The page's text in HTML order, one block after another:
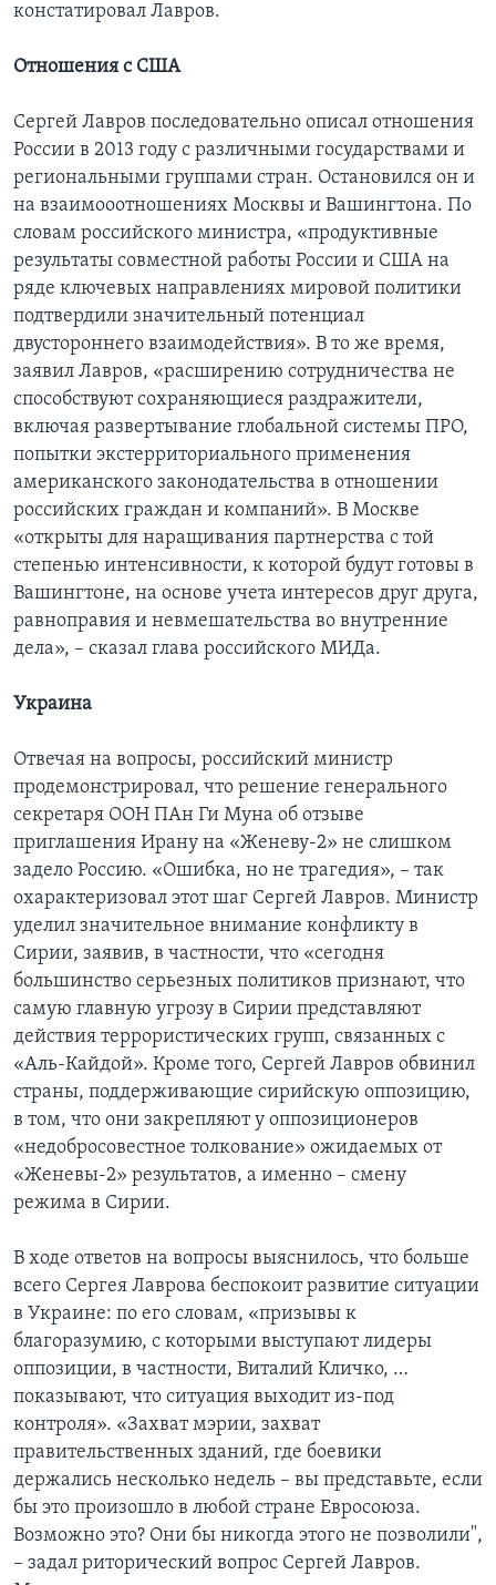
констатировал Лавров.
Отношения с США
Сергей Лавров последовательно описал отношения
России в 2013 году с различными государствами и
региональными группами стран. Остановился он и
на взаимооотношениях Москвы и Вашингтона. По
словам российского министра, «продуктивные
результаты совместной работы России и США на
ряде ключевых направлениях мировой политики
подтвердили значительный потенциал
двустороннего взаимодействия». В то же время,
заявил Лавров, «расширению сотрудничества не
способствуют сохраняющиеся раздражители,
включая развертывание глобальной системы ПРО,
попытки экстерриториального применения
американского законодательства в отношении
российских граждан и компаний». В Москве
«открыты для наращивания партнерства с той
степенью интенсивности, к которой будут готовы в
Вашингтоне, на основе учета интересов друг друга,
равноправия и невмешательства во внутренние
дела», – сказал глава российского МИДа.
Украина
Отвечая на вопросы, российский министр
продемонстрировал, что решение генерального
секретаря ООН ПАн Ги Муна об отзыве
приглашения Ирану на «Женеву-2» не слишком
задело Россию. «Ошибка, но не трагедия», – так
охарактеризовал этот шаг Сергей Лавров. Министр
уделил значительное внимание конфликту в
Сирии, заявив, в частности, что «сегодня
большинство серьезных политиков признают, что
самую главную угрозу в Сирии представляют
действия террористических групп, связанных с
«Аль-Кайдой». Кроме того, Сергей Лавров обвинил
страны, поддерживающие сирийскую оппозицию,
в том, что они закрепляют у оппозиционеров
«недобросовестное толкование» ожидаемых от
«Женевы-2» результатов, а именно – смену
режима в Сирии.
В ходе ответов на вопросы выяснилось, что больше
всего Сергея Лаврова беспокоит развитие ситуации
в Украине: по его словам, «призывы к
благоразумию, с которыми выступают лидеры
оппозиции, в частности, Виталий Кличко, …
показывают, что ситуация выходит из-под
контроля». «Захват мэрии, захват
правительственных зданий, где боевики
держались несколько недель – вы представьте, если
бы это произошло в любой стране Евросоюза.
Возможно это? Они бы никогда этого не позволили",
– задал риторический вопрос Сергей Лавров.